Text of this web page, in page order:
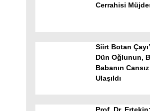
Cerrahisi
Siirt Botan
Dün Oğlunun,
Babanın
Ulaşıldı